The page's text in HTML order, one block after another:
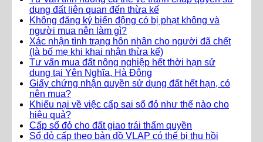
dụng đất liên quan đến thừa kế
Không đăng ký biến động có bị phạt không và
người mua nên làm gì?
Xác nhận tình trạng hôn nhân cho người đã chết
(là bố mẹ khi khai nhận thừa kế)
Tư vấn mua đất nông nghiệp hết thời hạn sử
dụng tại Yên Nghĩa, Hà Đông
Giấy chứng nhận quyền sử dụng đất hết hạn, có
nên mua?
Khiếu nại về việc cấp sai sổ đỏ như thế nào cho
hiệu quả?
Cấp sổ đỏ cho đất giao trái thẩm quyền
Sổ đỏ cấp theo bản đồ VLAP có thể bị thu hồi